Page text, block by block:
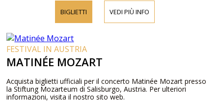
BIGLIETTI VEDI PIÙ INFO
FESTIVAL IN AUSTRIA
MATINÉE MOZART
Acquista biglietti ufficiali per il concerto Matinée Mozart presso
la Stiftung Mozarteum di Salisburgo, Austria. Per ulteriori
informazioni, visita il nostro sito web.